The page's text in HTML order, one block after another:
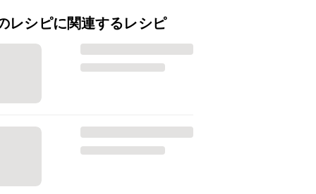
レシピに関連するレシピ